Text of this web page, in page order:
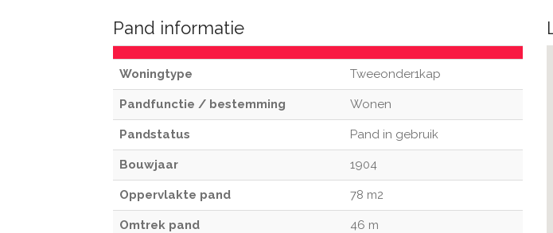
Pand informatie
Woningtype Tweeonder1kap
Pandfunctie / bestemming Wonen
Pandstatus Pand in gebruik
Bouwjaar 1904
Oppervlakte pand 78 m2
Omtrek pand 46 m